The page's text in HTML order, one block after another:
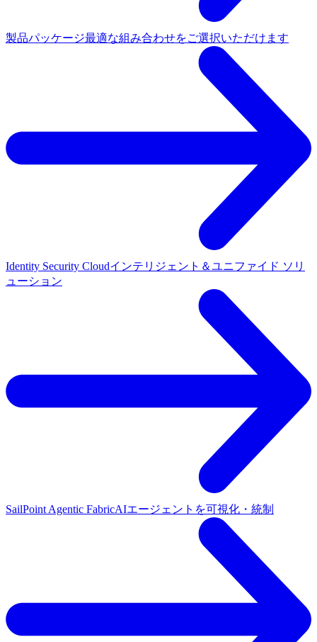
製品パッケージ最適な組み合わせをご選択いただけます
Identity Security Cloudインテリジェント＆ユニファイド ソリ
ューション
SailPoint Agentic FabricAIエージェントを可視化・統制